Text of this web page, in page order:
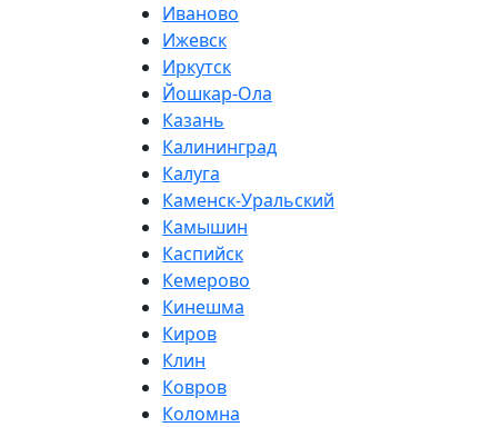
Иваново
Ижевск
Иркутск
Йошкар-Ола
Казань
Калининград
Калуга
Каменск-Уральский
Камышин
Каспийск
Кемерово
Кинешма
Киров
Клин
Ковров
Коломна